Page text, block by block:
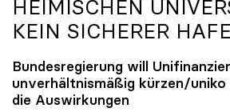
HEIMISCHEN
KEIN SICHERER
Bundesregierung will
unverhältnismäßig kürzen/uniko
die Auswirkungen